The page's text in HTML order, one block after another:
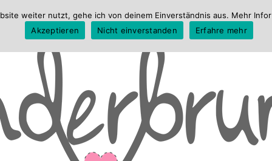
weiter nutzt, gehe ich von deinem Einverständnis aus. Mehr
Akzeptieren
Nicht einverstanden Erfahre mehr